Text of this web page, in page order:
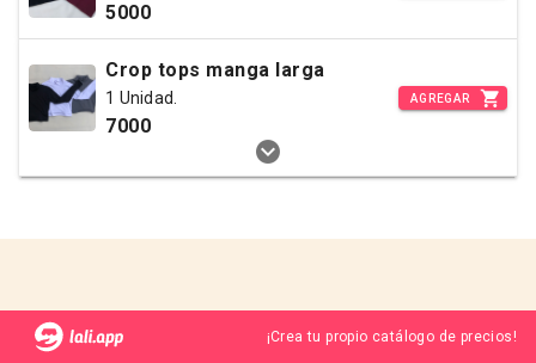
5000
Crop tops manga larga
1 Unidad.
7000
AGREGAR
¡Crea tu propio catálogo de precios!